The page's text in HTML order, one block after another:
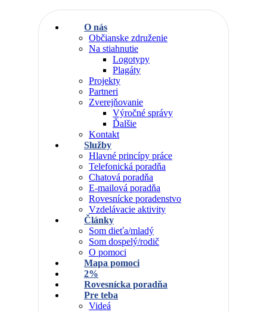
O nás
Občianske združenie
Na stiahnutie
Logotypy
Plagáty
Projekty
Partneri
Zverejňovanie
Výročné správy
Ďalšie
Kontakt
Služby
Hlavné princípy práce
Telefonická poradňa
Chatová poradňa
E-mailová poradňa
Rovesnícke poradenstvo
Vzdelávacie aktivity
Články
Som dieťa/mladý
Som dospelý/rodič
O pomoci
Mapa pomoci
2%
Rovesnícka poradňa
Pre teba
Videá